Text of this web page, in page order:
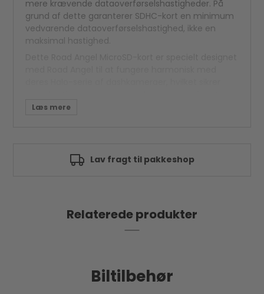
mere krævende dataoverførselshastigheder. På
grund af dette garanterer SDHC-kort en minimum
vedvarende dataoverførselshastighed, ikke en
maksimal hastighed.
sikre, at du får optaget alle data, sådan som du
Drive (1440p) 7 timerLav fragt til pakkeshop
Relaterede produkter
Biltilbehør